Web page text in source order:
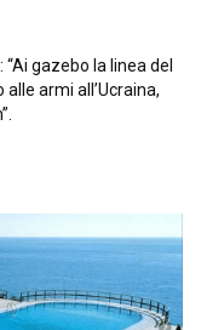
gazebo la linea del
alle armi all’Ucraina,